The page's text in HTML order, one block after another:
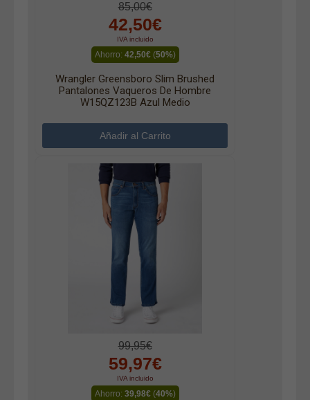
85,00€
42,50€
IVA incluido
Ahorro: 42,50€(50%)
Wrangler Greensboro Slim Brushed
Pantalones Vaqueros De Hombre
W15QZ123B Azul Medio
99,95€
59,97€
IVA incluido
Ahorro: 39,98€(40%)